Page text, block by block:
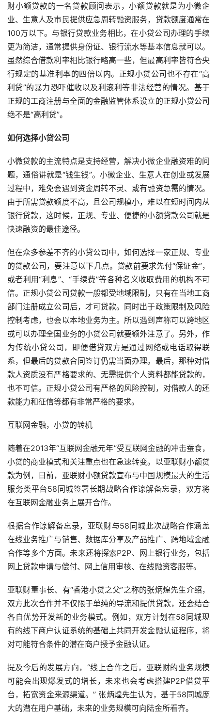
财小额贷款的一名贷款顾问表示，小额贷款就是为小微企
业、生意人及市民提供应急周转融资服务，贷款额度通常在
100万以下。与银行贷款业务相比，在小贷公司办理的手续
更为简洁，通常提供身份证、银行流水等基本信息就可以。
虽然综合借款利率相比银行略高一些，但最高利率皆符合央
行规定的基准利率的四倍以内。正规小贷公司也不存在“高
利贷”的暴力恐吓催收以及利滚利等非法经营的情况。基于
正规的工商注册与全面的金融监管体系设立的正规小贷公司
绝不是“高利贷”。
如何选择小贷公司
小微贷款的主流特点是支持经营，解决小微企业融资难的问
题，通俗讲就是“钱生钱”。小微企业、生意人在创业或发展
过程中，难免会遇到资金周转不灵、或有融资急需的情况。
由于所需贷款额度不高，且公司规模小，难以在短时间内从
银行贷款，这时候，正规、专业、便捷的小额贷款公司就是
快速融资的最佳途径。
但在众多参差不齐的小贷公司中，如何选择一家正规、专业
的贷款公司，要注意以下几点。贷款前要求先付“保证金”，
或者利用“利息”、“手续费”等各种名义收取费用的机构不可
信。正规小贷公司贷款一般都受地域限制，只有在当地工商
部门注册成立公司后，才可贷款。同时出于政策限制及风险
控制考虑，也会以本地业务为主。所以遇到声称可以跨地区
或可以办理全国业务的小贷公司就要额外注意了。另外，作
为传统小贷公司，即便借贷双方是通过网络或电话取得联
系，但最后的贷款合同签订仍需当面办理。最后，那种对借
款人资质没有严格要求的、无需提供个人资料都能贷款的，
也不可信。正规小贷公司有严格的风险控制，对借款人的还
款能力和征信等都有非常严格的要求。
互联网金融，小贷的转机
随着在2013年“互联网金融元年”受互联网金融的冲击蚕食，
小贷的商业模式和关注重点也在急速转变。以亚联财小额贷
款为例，日前，亚联财小额贷款宣布与中国规模最大的生活
服务类平台58同城签署长期战略合作谅解备忘录，双方将
在互联网金融业务上展开合作。
根据合作谅解备忘录，亚联财与58同城此次战略合作涵盖
在线业务推广与销售、数据库分享及产品推广、跨地域金融
合作等多个方面。未来还将探索P2P、网上银行业务，包括
网上贷款申请与偿付、网上信用审核、在线融资客服等。
亚联财董事长、有“香港小贷之父”之称的张炳煌先生介绍，
双方此次合作并不仅限于单纯的导流和提供贷款，还会结合
各自优势开发新的业务模式。例如，双方计划在58同城现
有的线下商户认证系统的基础上共同开发金融认证程序，将
对可能符合条件的潜在商户授予金融认证。
提及今后的发展方向，“线上合作之后，亚联财的业务规模
可能会出现爆发式的增长，未来也会考虑搭建P2P借贷平
台，拓宽资金来源渠道。” 张炳煌先生认为，基于58同城庞
大的潜在用户基础，未来的业务规模可向陆金所看齐。